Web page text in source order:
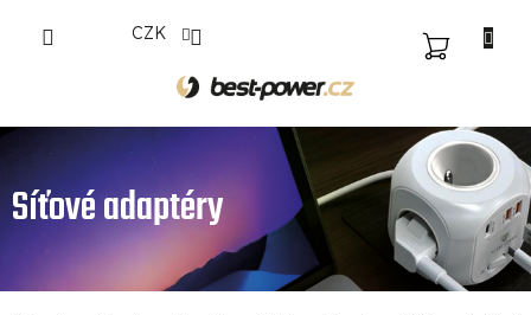
CZK
NÁKUPNÍ
Síťové adaptéry